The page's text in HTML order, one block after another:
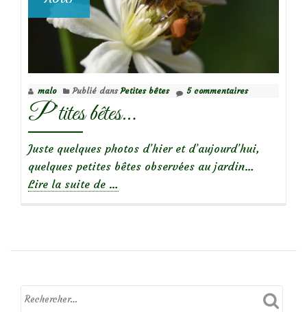
malo Publié dansPetites bêtes 5 commentaires
P’tites bêtes…
Juste quelques photos d’hier et d’aujourd’hui,
quelques petites bêtes observées au jardin…
Lire la suite de …